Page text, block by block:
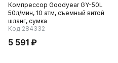
Компрессор Goodyear GY-50L
50л/мин, 10 атм, съемный витой
шланг, сумка
Код 284332
5 591 ₽